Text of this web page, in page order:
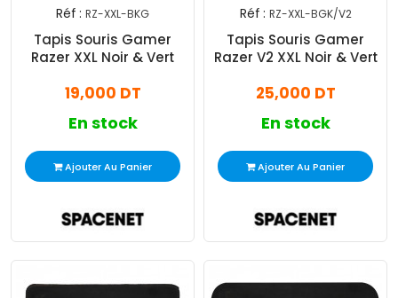
Réf : RZ-XXL-BKG
Tapis Souris Gamer
Razer XXL Noir & Vert
19,000 DT
En stock
Ajouter Au Panier
Réf : RZ-XXL-BGK/V2
Tapis Souris Gamer
Razer V2 XXL Noir & Vert
25,000 DT
En stock
Ajouter Au Panier